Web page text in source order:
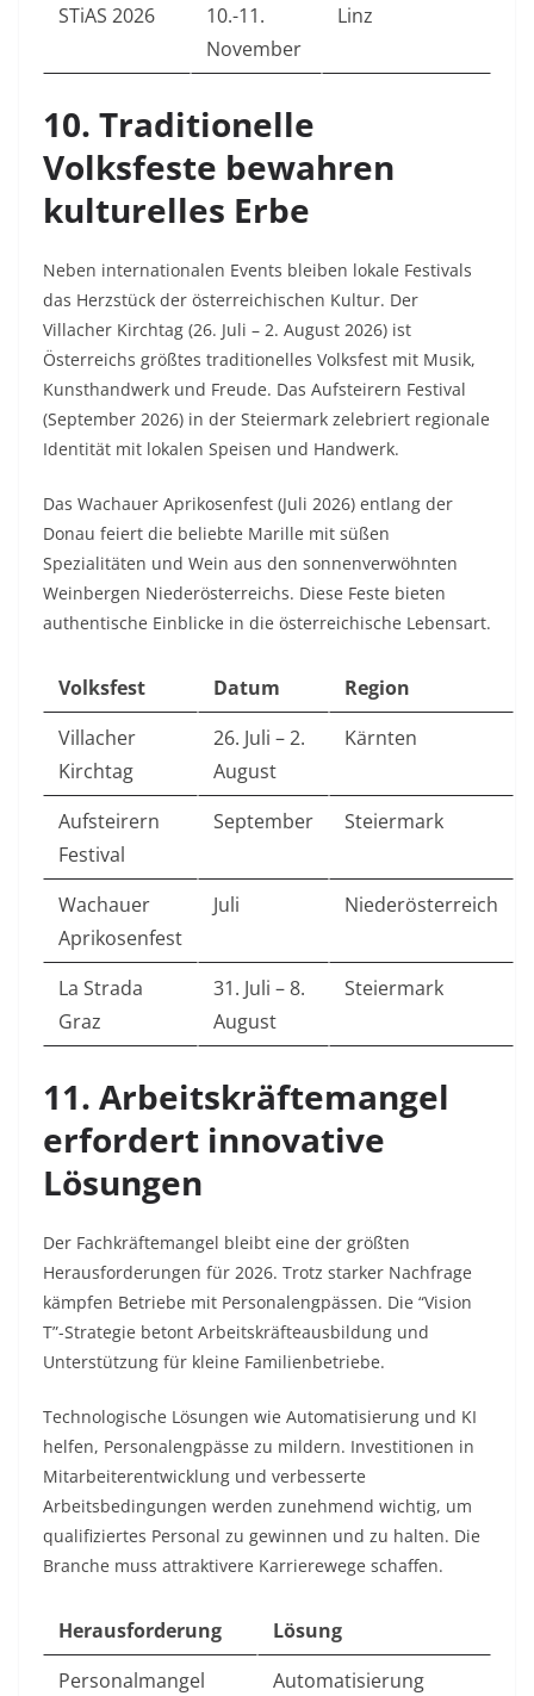
STiAS 2026
10.-11.
November
Linz
10. Traditionelle
Volksfeste bewahren
kulturelles Erbe
Neben internationalen Events bleiben lokale Festivals
das Herzstück der österreichischen Kultur. Der
Villacher Kirchtag (26. Juli – 2. August 2026) ist
Österreichs größtes traditionelles Volksfest mit Musik,
Kunsthandwerk und Freude. Das Aufsteirern Festival
(September 2026) in der Steiermark zelebriert regionale
Identität mit lokalen Speisen und Handwerk.​
Das Wachauer Aprikosenfest (Juli 2026) entlang der
Donau feiert die beliebte Marille mit süßen
Spezialitäten und Wein aus den sonnenverwöhnten
Weinbergen Niederösterreichs. Diese Feste bieten
authentische Einblicke in die österreichische Lebensart.​
Volksfest Datum
Region
Villacher
Kirchtag
26. Juli – 2.
August
Kärnten
Aufsteirern
Festival
September Steiermark
Wachauer
Aprikosenfest
Juli Niederösterreich
La Strada
Graz
31. Juli – 8.
August
Steiermark
11. Arbeitskräftemangel
erfordert innovative
Lösungen
Der Fachkräftemangel bleibt eine der größten
Herausforderungen für 2026. Trotz starker Nachfrage
kämpfen Betriebe mit Personalengpässen. Die “Vision
T”-Strategie betont Arbeitskräfteausbildung und
Unterstützung für kleine Familienbetriebe.​
Technologische Lösungen wie Automatisierung und KI
helfen, Personalengpässe zu mildern. Investitionen in
Mitarbeiterentwicklung und verbesserte
Arbeitsbedingungen werden zunehmend wichtig, um
qualifiziertes Personal zu gewinnen und zu halten. Die
Branche muss attraktivere Karrierewege schaffen.​
Herausforderung
Lösung
Personalmangel
Automatisierung